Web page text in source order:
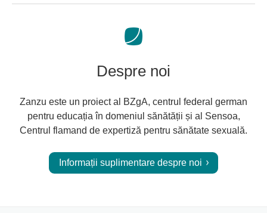
Despre noi
Zanzu este un proiect al BZgA, centrul federal german
pentru educația în domeniul sănătății și al Sensoa,
Centrul flamand de expertiză pentru sănătate sexuală.
Informații suplimentare despre noi